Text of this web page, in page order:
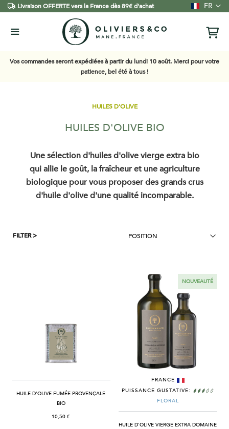
Livraison OFFERTE vers la France dès 89€ d'achat LangueFR
Vos commandes seront expédiées à partir du lundi 10 août. Merci pour votre
patience, bel été à tous !
HUILES D'OLIVE
HUILES D'OLIVE BIO
Une sélection d'huiles d'olive vierge extra bio
qui allie le goût, la fraîcheur et une agriculture
biologique pour vous proposer des grands crus
d'huile d'olive d'une qualité incomparable.
HUILE D'OLIVE FUMÉE PROVENÇALE
BIO
10,50 €
NOUVEAUTÉ
FRANCE
PUISSANCE GUSTATIVE:
FLORAL
HUILE D'OLIVE VIERGE EXTRA DOMAINE
FILTER >